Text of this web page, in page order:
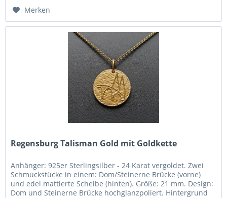
Merken
Regensburg Talisman Gold mit Goldkette
Anhänger: 925er Sterlingsilber - 24 Karat vergoldet. Zwei
Schmuckstücke in einem: Dom/Steinerne Brücke (vorne)
und edel mattierte Scheibe (hinten). Größe: 21 mm. Design:
Dom und Steinerne Brücke hochglanzpoliert. Hintergrund